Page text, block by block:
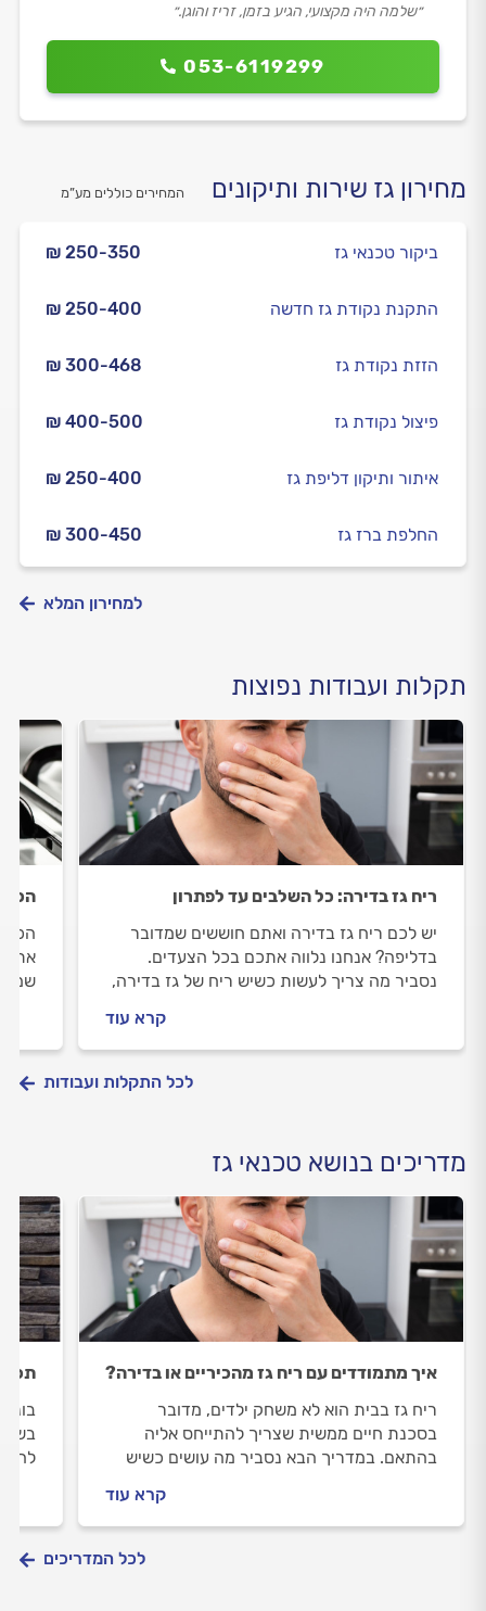
053-6119299
״שלמה היה מקצועי, הגיע בזמן, זריז והוגן.״
מחירון גז שירות ותיקונים המחירים כוללים מע”מ
₪ 250-350 ביקור טכנאי גז
₪ 250-400 התקנת נקודת גז חדשה
₪ 300-468 הזזת נקודת גז
₪ 400-500 פיצול נקודת גז
₪ 250-400 איתור ותיקון דליפת גז
₪ 300-450 החלפת ברז גז
למחירון המלא
תקלות ועבודות נפוצות
ריח גז בדירה: כל השלבים עד לפתרון
יש לכם ריח גז בדירה ואתם חוששים שמדובר
בדליפה? אנחנו נלווה אתכם בכל הצעדים.
נסביר מה צריך לעשות כשיש ריח של גז בדירה,
קרא עוד
לכל התקלות ועבודות
מדריכים בנושא טכנאי גז
איך מתמודדים עם ריח גז מהכיריים או בדירה?
ריח גז בבית הוא לא משחק ילדים, מדובר
בסכנת חיים ממשית שצריך להתייחס אליה
בהתאם. במדריך הבא נסביר מה עושים כשיש
מה עושים כשיש ריח גז בבניין ואיך טכנאי גז
בודק דליפת גז?
קרא עוד
לכל המדריכים